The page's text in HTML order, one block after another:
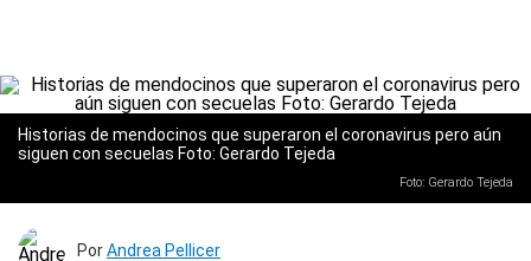
Historias de mendocinos que superaron el coronavirus pero aún
siguen con secuelas Foto: Gerardo Tejeda
Foto: Gerardo Tejeda
PorAndrea Pellicer